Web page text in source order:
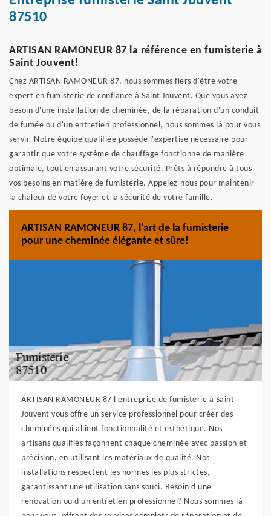
87510
ARTISAN RAMONEUR 87 la référence en fumisterie à
Saint Jouvent!
Chez ARTISAN RAMONEUR 87, nous sommes fiers d'être votre
expert en fumisterie de confiance à Saint Jouvent. Que vous ayez
besoin d'une installation de cheminée, de la réparation d'un conduit
de fumée ou d'un entretien professionnel, nous sommes là pour vous
servir. Notre équipe qualifiée possède l'expertise nécessaire pour
garantir que votre système de chauffage fonctionne de manière
optimale, tout en assurant votre sécurité. Prêts à répondre à tous
vos besoins en matière de fumisterie. Appelez-nous pour maintenir
la chaleur de votre foyer et la sécurité de votre famille.
ARTISAN RAMONEUR 87, l'art de la fumisterie
pour une cheminée élégante et sûre!
ARTISAN RAMONEUR 87 l'entreprise de fumisterie à Saint
Jouvent vous offre un service professionnel pour créer des
cheminées qui allient fonctionnalité et esthétique. Nos
artisans qualifiés façonnent chaque cheminée avec passion et
précision, en utilisant les matériaux de qualité. Nos
installations respectent les normes les plus strictes,
garantissant une utilisation sans souci. Besoin d'une
rénovation ou d'un entretien professionnel? Nous sommes là